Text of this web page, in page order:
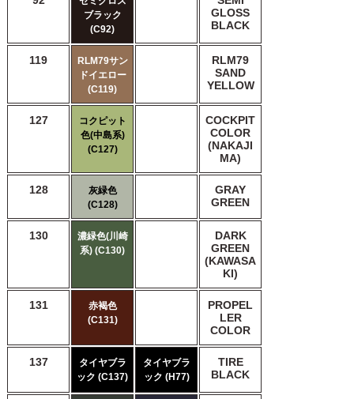
ブラック
(C92)
GLOSS
BLACK
119
RLM79サン
ドイエロー
(C119)
RLM79
SAND
YELLOW
127
コクピット
色(中島系)
(C127)
COCKPIT
COLOR
(NAKAJI
MA)
128
灰緑色
(C128)
GRAY
GREEN
130
濃緑色(川崎
系) (C130)
DARK
GREEN
(KAWASA
KI)
131
赤褐色
(C131)
PROPEL
LER
COLOR
137
タイヤブラ
ック (C137)
タイヤブラ
ック (H77)
TIRE
BLACK